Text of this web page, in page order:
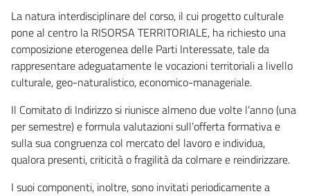
La natura interdisciplinare del corso, il cui progetto culturale
pone al centro la RISORSA TERRITORIALE, ha richiesto una
composizione eterogenea delle Parti Interessate, tale da
rappresentare adeguatamente le vocazioni territoriali a livello
culturale, geo-naturalistico, economico-manageriale.
Il Comitato di Indirizzo si riunisce almeno due volte l’anno (una
per semestre) e formula valutazioni sull’offerta formativa e
sulla sua congruenza col mercato del lavoro e individua,
qualora presenti, criticità o fragilità da colmare e reindirizzare.
I suoi componenti, inoltre, sono invitati periodicamente a